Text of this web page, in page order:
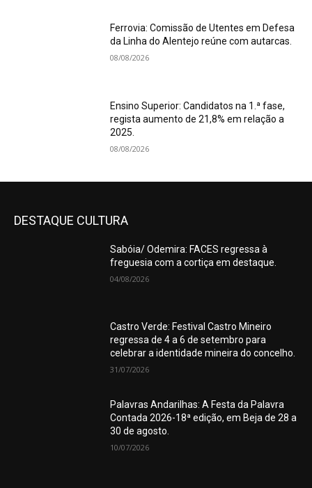
Ferrovia: Comissão de Utentes em Defesa
da Linha do Alentejo reúne com autarcas.
08/08/2026
Ensino Superior: Candidatos na 1.ª fase,
regista aumento de 21,8% em relação a
2025.
08/08/2026
DESTAQUE CULTURA
Sabóia/ Odemira: FACES regressa à
freguesia com a cortiça em destaque.
04/08/2026
Castro Verde: Festival Castro Mineiro
regressa de 4 a 6 de setembro para
celebrar a identidade mineira do concelho.
31/07/2026
Palavras Andarilhas: A Festa da Palavra
Contada 2026-18ª edição, em Beja de 28 a
30 de agosto.
10/07/2026